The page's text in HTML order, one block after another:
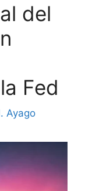
del
Fed
Ayago